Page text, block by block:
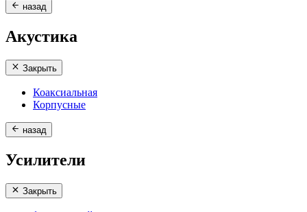
назад
Акустика
Закрыть
Коаксиальная
Корпусные
назад
Усилители
Закрыть